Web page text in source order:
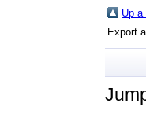
Up a
Export